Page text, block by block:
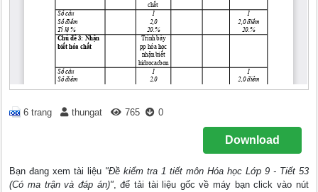
6 trang thungat 765 0
Download
Bạn đang xem tài liệu "Đề kiểm tra 1 tiết môn Hóa học Lớp 9 - Tiết 53
(Có ma trận và đáp án)", để tải tài liệu gốc về máy bạn click vào nút